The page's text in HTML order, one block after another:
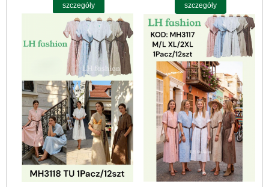
szczegóły szczegóły